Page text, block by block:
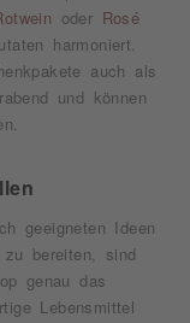
oder
Rosé
harmoniert.
auch als
und können
geeigneten Ideen
bereiten, sind
genau das
Lebensmittel